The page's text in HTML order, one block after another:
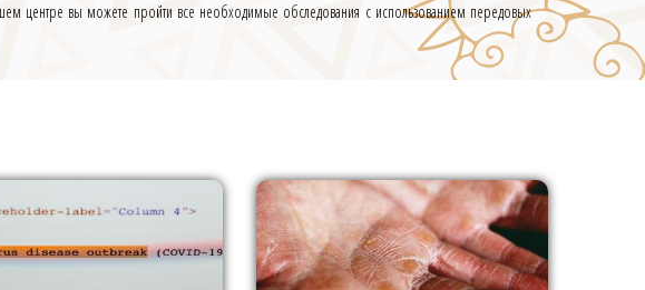
центре вы можете пройти все необходимые обследования с использованием передовых